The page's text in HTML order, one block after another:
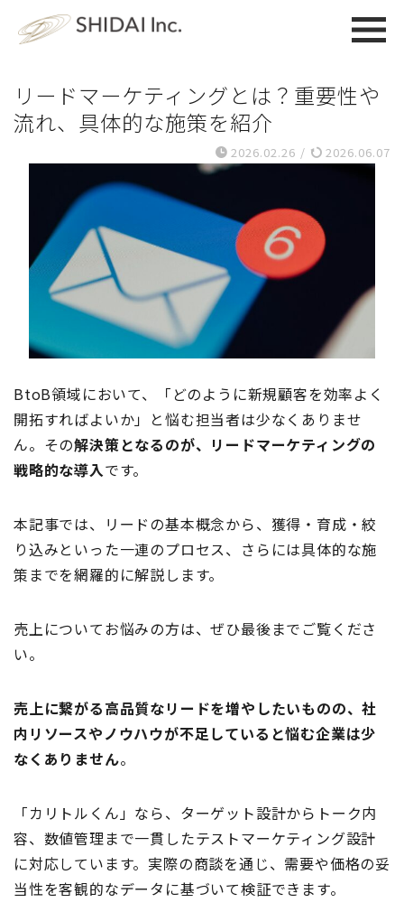
リードマーケティングとは？重要性や
流れ、具体的な施策を紹介
2026.02.26 / 2026.06.07
BtoB領域において、「どのように新規顧客を効率よく
開拓すればよいか」と悩む担当者は少なくありませ
ん。その解決策となるのが、リードマーケティングの
戦略的な導入です。
本記事では、リードの基本概念から、獲得・育成・絞
り込みといった一連のプロセス、さらには具体的な施
策までを網羅的に解説します。
売上についてお悩みの方は、ぜひ最後までご覧くださ
い。
売上に繋がる高品質なリードを増やしたいものの、社
内リソースやノウハウが不足していると悩む企業は少
なくありません。
「カリトルくん」なら、ターゲット設計からトーク内
容、数値管理まで一貫したテストマーケティング設計
に対応しています。実際の商談を通じ、需要や価格の妥
当性を客観的なデータに基づいて検証できます。